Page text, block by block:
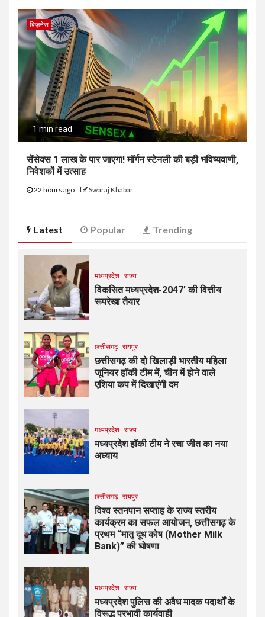
बिज़नेस
1 min read
सेंसेक्स 1 लाख के पार जाएगा! मॉर्गन स्टेनली की बड़ी भविष्यवाणी,
निवेशकों में उत्साह
22 hours ago Swaraj Khabar
Latest Popular Trending
मध्यप्रदेश राज्य
विकसित मध्यप्रदेश-2047’ की वित्तीय
रूपरेखा तैयार
छत्तीसगढ़ रायपुर
छत्तीसगढ़ की दो खिलाड़ी भारतीय महिला
जूनियर हॉकी टीम में, चीन में होने वाले
एशिया कप में दिखाएंगी दम
मध्यप्रदेश राज्य
मध्यप्रदेश हॉकी टीम ने रचा जीत का नया
अध्याय
छत्तीसगढ़ रायपुर
विश्व स्तनपान सप्ताह के राज्य स्तरीय
कार्यक्रम का सफल आयोजन, छत्तीसगढ़ के
प्रथम “मातृ दूध कोष (Mother Milk
Bank)” की घोषणा
मध्यप्रदेश राज्य
मध्यप्रदेश पुलिस की अवैध मादक पदार्थों के
विरूद्ध प्रभावी कार्यवाही